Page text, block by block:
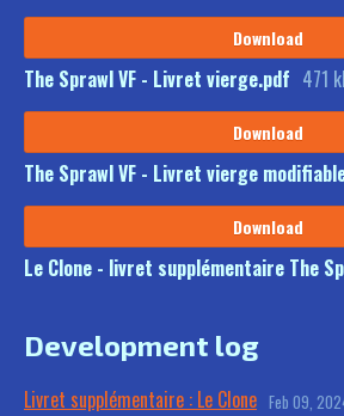
Download
The Sprawl VF - Livret vierge.pdf 471
Download
The Sprawl VF - Livret vierge
Download
Development log
Livret supplémentaire : Le Clone Feb 09,